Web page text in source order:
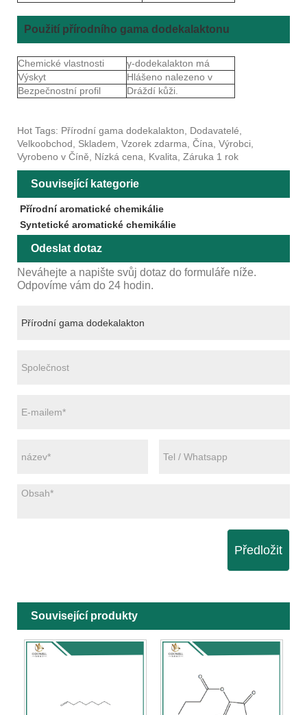
Použití přírodního gama dodekalaktonu
Chemické vlastnosti
γ-dodekalakton má
Výskyt
Hlášeno nalezeno v
Bezpečnostní profil
Dráždí kůži.
Hot Tags: Přírodní gama dodekalakton, Dodavatelé,
Velkoobchod, Skladem, Vzorek zdarma, Čína, Výrobci,
Vyrobeno v Číně, Nízká cena, Kvalita, Záruka 1 rok
Související kategorie
Přírodní aromatické chemikálie
Syntetické aromatické chemikálie
Odeslat dotaz
Neváhejte a napište svůj dotaz do formuláře níže.
Odpovíme vám do 24 hodin.
Předložit
Související produkty